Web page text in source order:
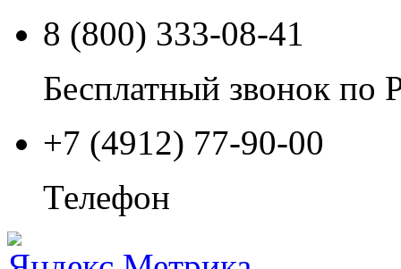
8 (800) 333-08-41
Бесплатный звонок по
+7 (4912) 77-90-00
Телефон